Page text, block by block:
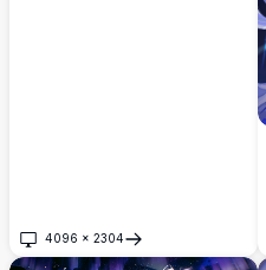
4096 × 2304
খুলুন